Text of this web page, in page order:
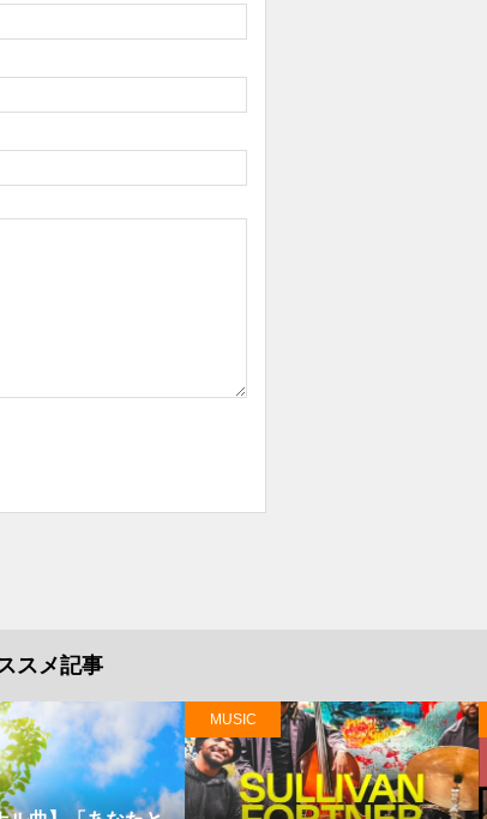
スメ記事
MUSIC